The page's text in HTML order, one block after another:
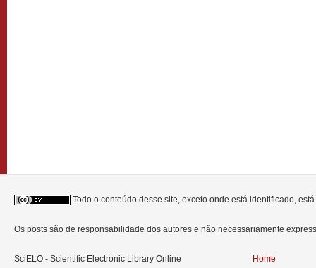
Todo o conteúdo desse site, exceto onde está identificado,
Os posts são de responsabilidade dos autores e não necessariamente
SciELO - Scientific Electronic Library Online
Home